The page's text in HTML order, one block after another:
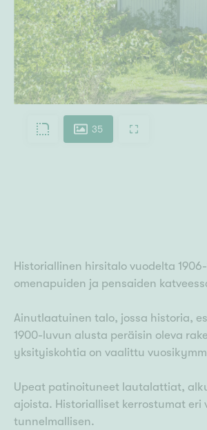
35
Historiallinen hirsitalo vuodelta
omenapuiden ja pensaiden
Ainutlaatuinen talo, jossa historia,
1900-luvun alusta peräisin oleva
yksityiskohtia on vaalittu
Upeat patinoituneet lautalattiat,
ajoista. Historialliset kerrostumat
tunnelmallisen.